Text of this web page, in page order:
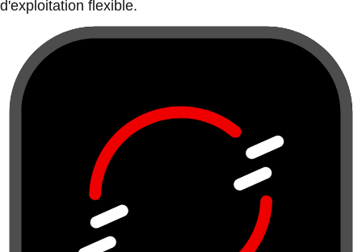
d'exploitation flexible.